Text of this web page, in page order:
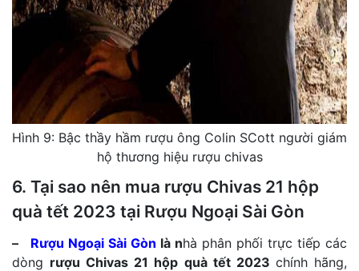
Hình 9: Bậc thầy hầm rượu ông Colin SCott người giám
hộ thương hiệu rượu chivas
6. Tại sao nên mua rượu Chivas 21 hộp
quà tết 2023 tại Rượu Ngoại Sài Gòn
– Rượu Ngoại Sài Gòn là nhà phân phối trực tiếp các
dòng rượu Chivas 21 hộp quà tết 2023 chính hãng,